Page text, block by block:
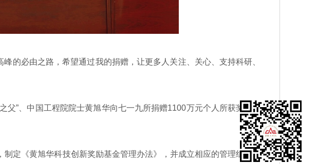
必由之路，希望通过我的捐赠，让更多人关注、关心、支持科研、
”、中国工程院院士黄旭华向七一九所捐赠1100万元个人所获奖金，
定《黄旭华科技创新奖励基金管理办法》，并成立相应的管理组织机